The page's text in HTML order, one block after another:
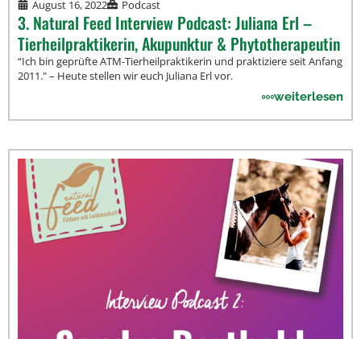
August 16, 2022 Podcast
3. Natural Feed Interview Podcast: Juliana Erl –
Tierheilpraktikerin, Akupunktur & Phytotherapeutin
“Ich bin geprüfte ATM-Tierheilpraktikerin und praktiziere seit Anfang
2011." – Heute stellen wir euch Juliana Erl vor.
weiterlesen